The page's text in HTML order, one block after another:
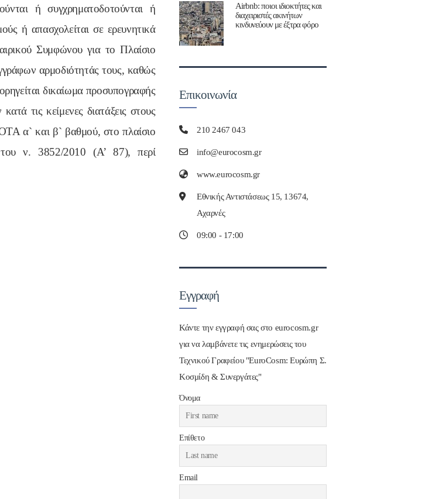
ή συγχρηματοδοτούνται ή
ή απασχολείται σε ερευνητικά
Συμφώνου για το Πλαίσιο
αρμοδιότητάς τους, καθώς
δικαίωμα προσυπογραφής
τις κείμενες διατάξεις στους
α` και β` βαθμού, στο πλαίσιο
ν. 3852/2010 (Α’ 87), περί
Airbnb: ποιοι ιδιοκτήτες και
διαχειριστές ακινήτων
κινδυνεύουν με έξτρα φόρο
Επικοινωνία
210 2467 043
info@eurocosm.gr
www.eurocosm.gr
Εθνικής Αντιστάσεως 15, 13674,
Αχαρνές
09:00 - 17:00
Εγγραφή
Κάντε την εγγραφή σας στο eurocosm.gr
για να λαμβάνετε τις ενημερώσεις του
Τεχνικού Γραφείου "EuroCosm: Ευρώπη Σ.
Κοσμίδη & Συνεργάτες"
Όνομα
Επίθετο
Email